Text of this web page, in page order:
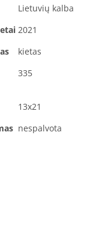
Lietuvių kalba
2021
kietas
335
13x21
nespalvota